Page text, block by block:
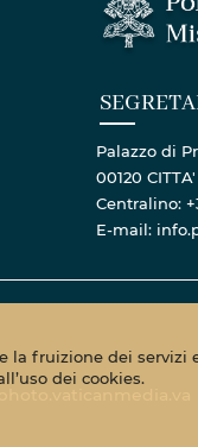
Palazzo di
00120
Centralino:
E-mail:
fruizione dei servizi
dei cookies.